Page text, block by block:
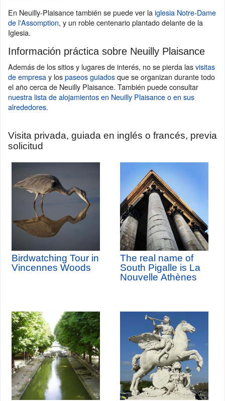
En Neuilly-Plaisance también se puede ver laiglesia Notre-Dame
de l'Assomption, y un roble centenario plantado delante de la
Iglesia.
Información práctica sobre Neuilly Plaisance
Además de los sitios y lugares de interés, no se pierda lasvisitas
de empresay lospaseos guiadosque se organizan durante todo
el año cerca de Neuilly Plaisance. También puede consultar
nuestra lista de alojamientos en Neuilly Plaisance o en sus
alrededores.
Visita privada, guiada en inglés o francés, previa
solicitud
Birdwatching Tour in
Vincennes Woods
The real name of
South Pigalle is La
Nouvelle Athènes